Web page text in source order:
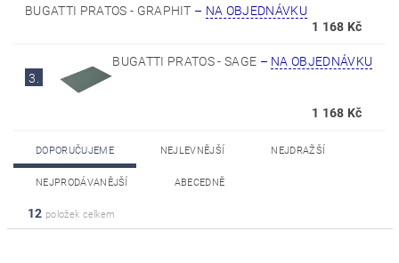
BUGATTI PRATOS - GRAPHIT – NA OBJEDNÁVKU
1 168 Kč
3.
BUGATTI PRATOS - SAGE – NA OBJEDNÁVKU
1 168 Kč
DOPORUČUJEME NEJLEVNĚJŠÍ NEJDRAŽŠÍ
NEJPRODÁVANĚJŠÍ ABECEDNĚ
12 položek celkem